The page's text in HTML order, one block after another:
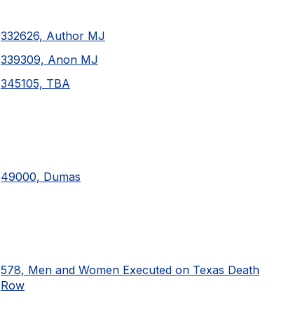
332626, Author MJ
339309, Anon MJ
345105, TBA
49000, Dumas
578, Men and Women Executed on Texas Death
Row